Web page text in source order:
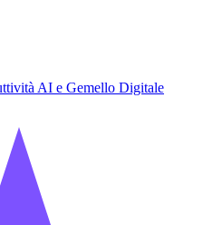
AI e Gemello Digitale